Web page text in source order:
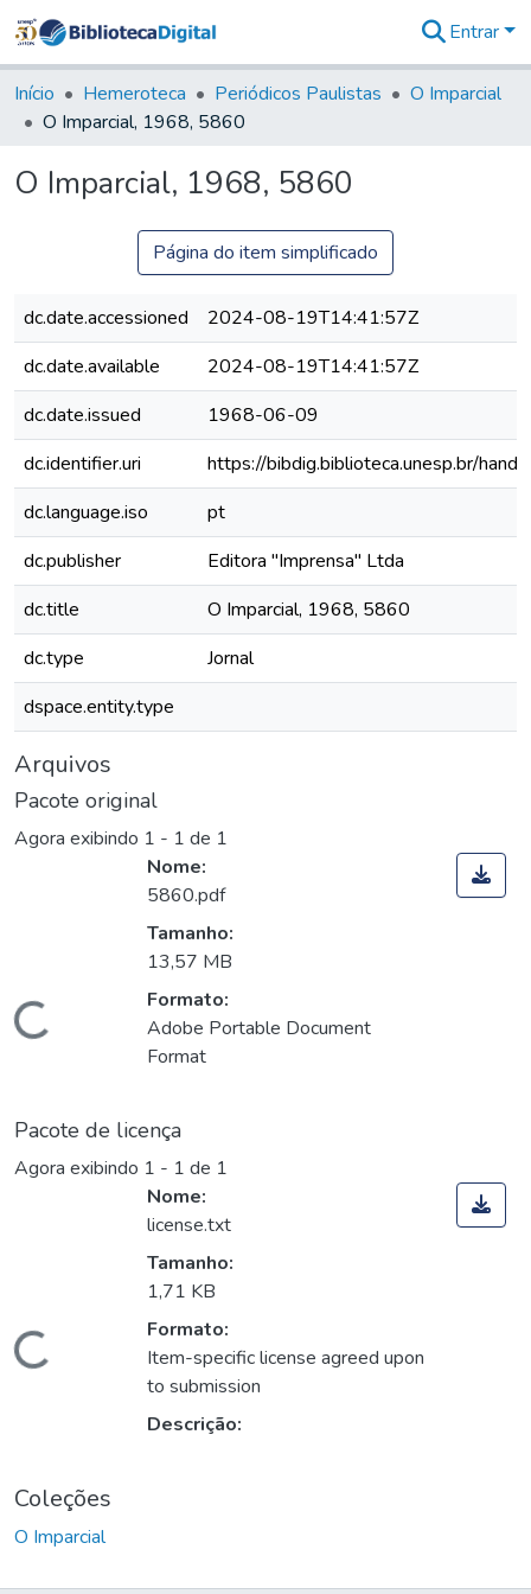
&
Coleções
Tudo na
Digital
Entrar
Início Hemeroteca Periódicos Paulistas
O Imparcial
O Imparcial, 1968, 5860
O Imparcial, 1968, 5860
Página do item simplificado
dc.date.accessioned
2024-08-19T14:41:57Z
dc.date.available
2024-08-19T14:41:57Z
dc.date.issued
1968-06-09
dc.identifier.uri
https://bibdig.biblioteca.unesp.br/
dc.language.iso
pt
dc.publisher
Editora "Imprensa" Ltda
dc.title
O Imparcial, 1968, 5860
dc.type
Jornal
dspace.entity.type
Arquivos
Pacote original
Agora exibindo 1 - 1 de 1
Carregando...
Nome:
5860.pdf
Tamanho:
13,57 MB
Formato:
Adobe Portable Document
Format
Pacote de licença
Agora exibindo 1 - 1 de 1
Carregando...
Nome:
license.txt
Tamanho:
1,71 KB
Formato:
Item-specific license agreed upon
to submission
Descrição:
Coleções
O Imparcial